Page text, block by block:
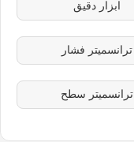
ابزار دقیق
ترانسمیتر فشار
ترانسمیتر سطح